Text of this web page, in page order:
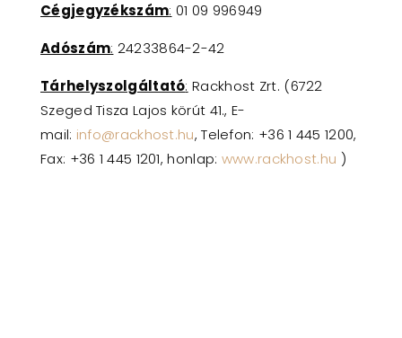
Cégjegyzékszám: 01 09 996949
Adószám: 24233864-2-42
Tárhelyszolgáltató: Rackhost Zrt. (6722
Szeged Tisza Lajos körút 41., E-
mail: info@rackhost.hu, Telefon: +36 1 445 1200,
Fax: +36 1 445 1201, honlap: www.rackhost.hu )